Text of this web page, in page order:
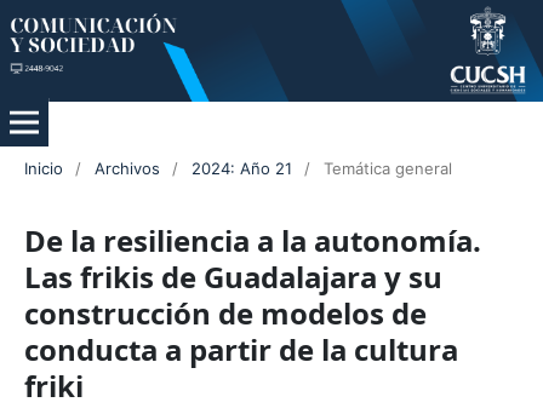
Inicio / Archivos / 2024: Año 21 / Temática general
De la resiliencia a la autonomía.
Las frikis de Guadalajara y su
construcción de modelos de
conducta a partir de la cultura
friki